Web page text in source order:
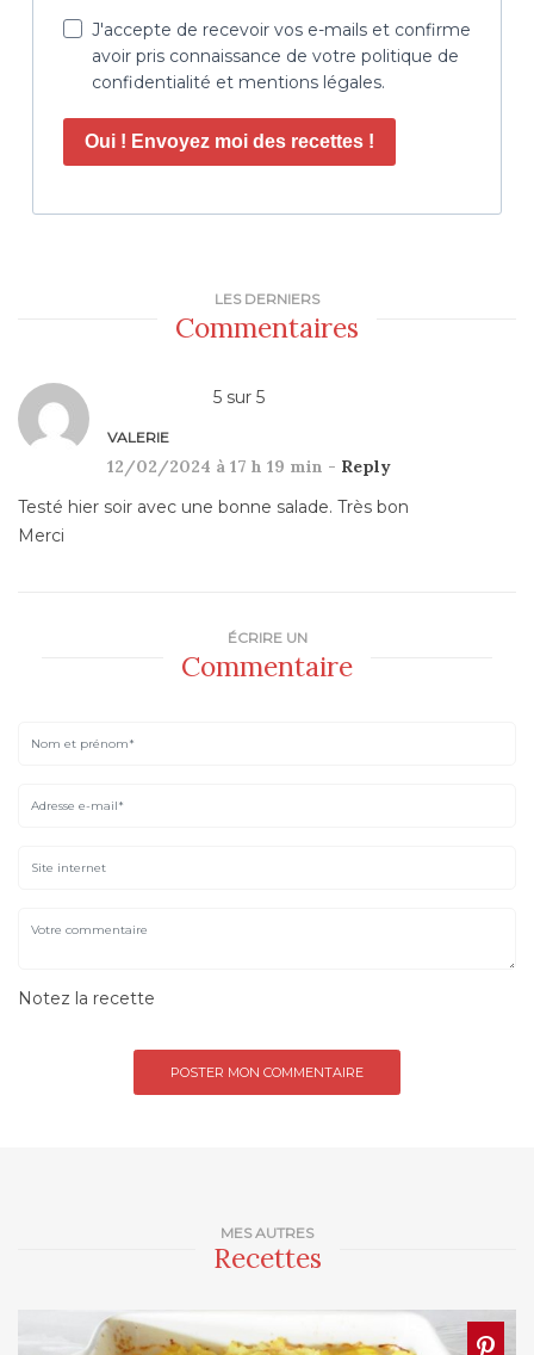
J'accepte de recevoir vos e-mails et confirme
avoir pris connaissance de votre politique de
confidentialité et mentions légales.
Oui ! Envoyez moi des recettes !
MES AUTRES
Recettes
LES DERNIERS
Commentaires
5 sur 5
VALERIE
12/02/2024 à 17 h 19 min - Reply
Testé hier soir avec une bonne salade. Très bon
Merci
ÉCRIRE UN
Commentaire
Notez la recette